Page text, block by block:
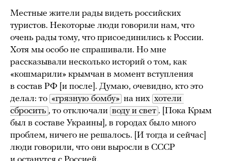
Местные жители рады видеть российских
туристов. Некоторые люди говорили нам, что
очень рады тому, что присоединились к России.
Хотя мы особо не спрашивали. Но мне
рассказывали несколько историй о том, как
«кошмарили» крымчан в момент вступления
в состав РФ [и после]. Думаю, очевидно, кто это
делал: то «грязную бомбу» на них хотели
сбросить , то отключали воду и свет . [Пока Крым
был в составе Украины], в городах было много
проблем, ничего не решалось. [И тогда и сейчас]
люди говорили, что они выросли в СССР